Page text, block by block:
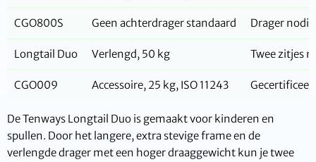
CGO800S Geen achterdrager standaard Drager nodig
Longtail Duo Verlengd, 50 kg Twee zitjes
CGO009 Accessoire, 25 kg, ISO 11243
De Tenways Longtail Duo is gemaakt voor kinderen en
spullen. Door het langere, extra stevige frame en de
verlengde drager met een hoger draaggewicht kun je twee